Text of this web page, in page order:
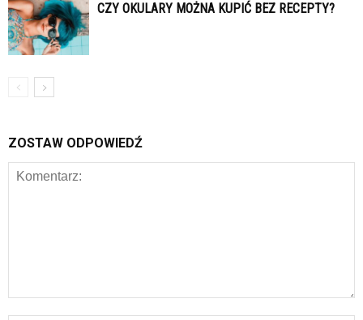
CZY OKULARY MOŻNA KUPIĆ BEZ RECEPTY?
ZOSTAW ODPOWIEDŹ